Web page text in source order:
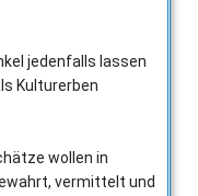
jedenfalls lassen
Kulturerben
wollen in
vermittelt und